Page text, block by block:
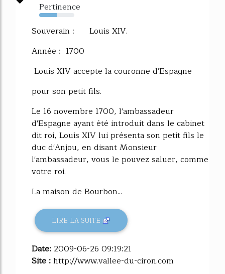
Pertinence
52%
Souverain : Louis XIV.
Année : 1700
Louis XIV accepte la couronne d'Espagne
pour son petit fils.
Le 16 novembre 1700, l'ambassadeur
d'Espagne ayant été introduit dans le cabinet
dit roi, Louis XIV lui présenta son petit fils le
duc d'Anjou, en disant Monsieur
l'ambassadeur, vous le pouvez saluer, comme
votre roi.
La maison de Bourbon...
LIRE LA SUITE
Date: 2009-06-26 09:19:21
Site :http://www.vallee-du-ciron.com